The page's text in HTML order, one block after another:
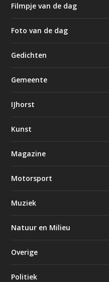
Filmpje van de dag
Foto van de dag
Gedichten
Gemeente
IJhorst
Kunst
Magazine
Motorsport
Muziek
Natuur en Milieu
Overige
Politiek